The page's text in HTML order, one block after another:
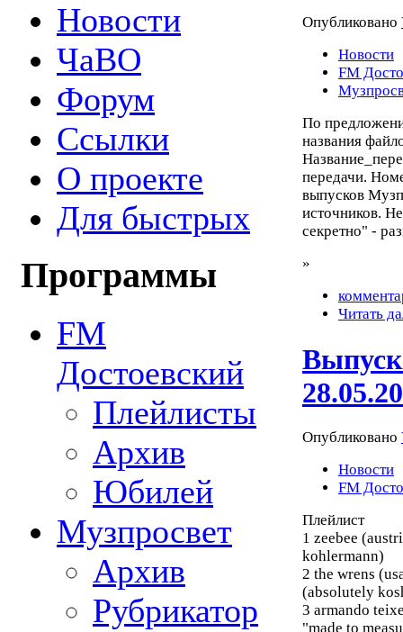
Новости
ЧаВО
Форум
Ссылки
О проекте
Для быстрых
Программы
FM
Достоевский
Плейлисты
Архив
Юбилей
Музпросвет
Архив
Рубрикатор
Опубликовано
Новости
FM
По
названия
передачи.
выпусков
источников.
секретно" -
»
Читать
Опубликовано
Новости
FM
Плейлист
1 zeebee
kohlermann)
2 the wrens
(absolutely
3 armando
"made to